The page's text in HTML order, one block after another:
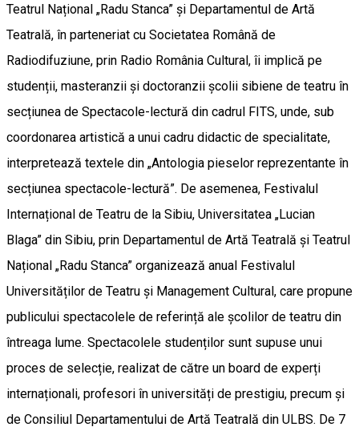
Teatrul Național „Radu Stanca” și Departamentul de Artă
Teatrală, în parteneriat cu Societatea Română de
Radiodifuziune, prin Radio România Cultural, îi implică pe
studenții, masteranzii și doctoranzii școlii sibiene de teatru în
secțiunea de Spectacole-lectură din cadrul FITS, unde, sub
coordonarea artistică a unui cadru didactic de specialitate,
interpretează textele din „Antologia pieselor reprezentante în
secțiunea spectacole-lectură”. De asemenea, Festivalul
Internațional de Teatru de la Sibiu, Universitatea „Lucian
Blaga” din Sibiu, prin Departamentul de Artă Teatrală și Teatrul
Național „Radu Stanca” organizează anual Festivalul
Universităților de Teatru și Management Cultural, care propune
publicului spectacolele de referință ale școlilor de teatru din
întreaga lume. Spectacolele studenților sunt supuse unui
proces de selecție, realizat de către un board de experți
internaționali, profesori în universități de prestigiu, precum și
de Consiliul Departamentului de Artă Teatrală din ULBS. De 7